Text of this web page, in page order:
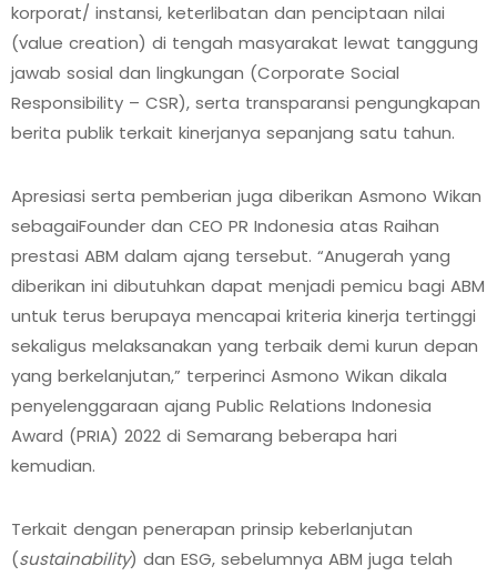
korporat/ instansi, keterlibatan dan penciptaan nilai
(value creation) di tengah masyarakat lewat tanggung
jawab sosial dan lingkungan (Corporate Social
Responsibility – CSR), serta transparansi pengungkapan
berita publik terkait kinerjanya sepanjang satu tahun.
Apresiasi serta pemberian juga diberikan Asmono Wikan
sebagaiFounder dan CEO PR Indonesia atas Raihan
prestasi ABM dalam ajang tersebut. “Anugerah yang
diberikan ini dibutuhkan dapat menjadi pemicu bagi ABM
untuk terus berupaya mencapai kriteria kinerja tertinggi
sekaligus melaksanakan yang terbaik demi kurun depan
yang berkelanjutan,” terperinci Asmono Wikan dikala
penyelenggaraan ajang Public Relations Indonesia
Award (PRIA) 2022 di Semarang beberapa hari
kemudian.
Terkait dengan penerapan prinsip keberlanjutan
(sustainability) dan ESG, sebelumnya ABM juga telah